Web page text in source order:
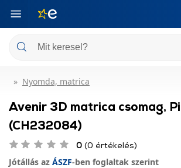
Nyomda, matrica
Avenir 3D matrica csomag,
(CH232084)
0 (0 értékelés)
Jótállás az ÁSZF-ben foglaltak szerint